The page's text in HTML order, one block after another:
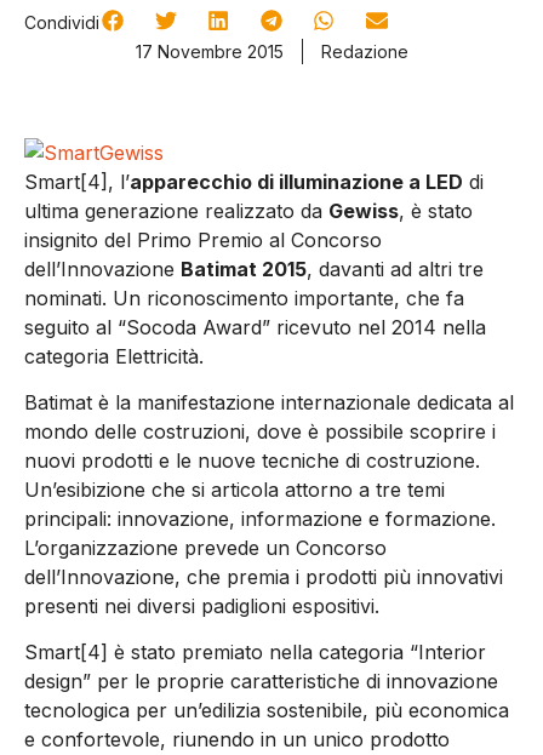
Condividi
17 Novembre 2015
Redazione
Smart[4], l’apparecchio di illuminazione a LED di
ultima generazione realizzato da Gewiss, è stato
insignito del Primo Premio al Concorso
dell’Innovazione Batimat 2015, davanti ad altri tre
nominati. Un riconoscimento importante, che fa
seguito al “Socoda Award” ricevuto nel 2014 nella
categoria Elettricità.
Batimat è la manifestazione internazionale dedicata al
mondo delle costruzioni, dove è possibile scoprire i
nuovi prodotti e le nuove tecniche di costruzione.
Un’esibizione che si articola attorno a tre temi
principali: innovazione, informazione e formazione.
L’organizzazione prevede un Concorso
dell’Innovazione, che premia i prodotti più innovativi
presenti nei diversi padiglioni espositivi.
Smart[4] è stato premiato nella categoria “Interior
design” per le proprie caratteristiche di innovazione
tecnologica per un’edilizia sostenibile, più economica
e confortevole, riunendo in un unico prodotto